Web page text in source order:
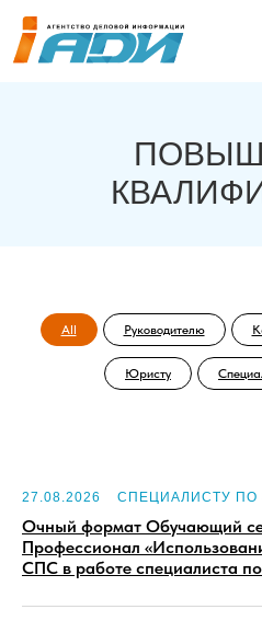
All Руководителю
Юристу
27.08.2026 СПЕЦИАЛИСТУ ПО
Очный формат Обучающий
Профессионал
СПС в работе специалиста